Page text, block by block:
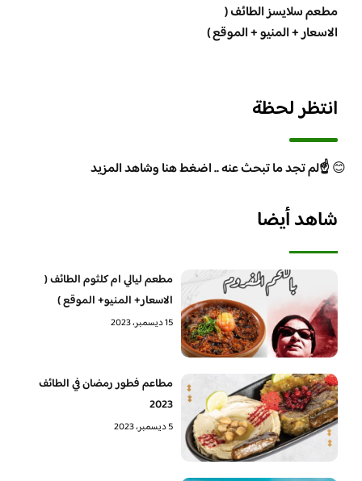
مطعم سلايسز الطائف (
الاسعار + المنيو + الموقع )
انتظر لحظة
😊☝️لم تجد ما تبحث عنه .. اضغط هنا وشاهد المزيد
شاهد أيضا
مطعم ليالي ام كلثوم الطائف (
الاسعار+ المنيو+ الموقع )
15 ديسمبر، 2023
مطاعم فطور رمضان في الطائف
2023
5 ديسمبر، 2023